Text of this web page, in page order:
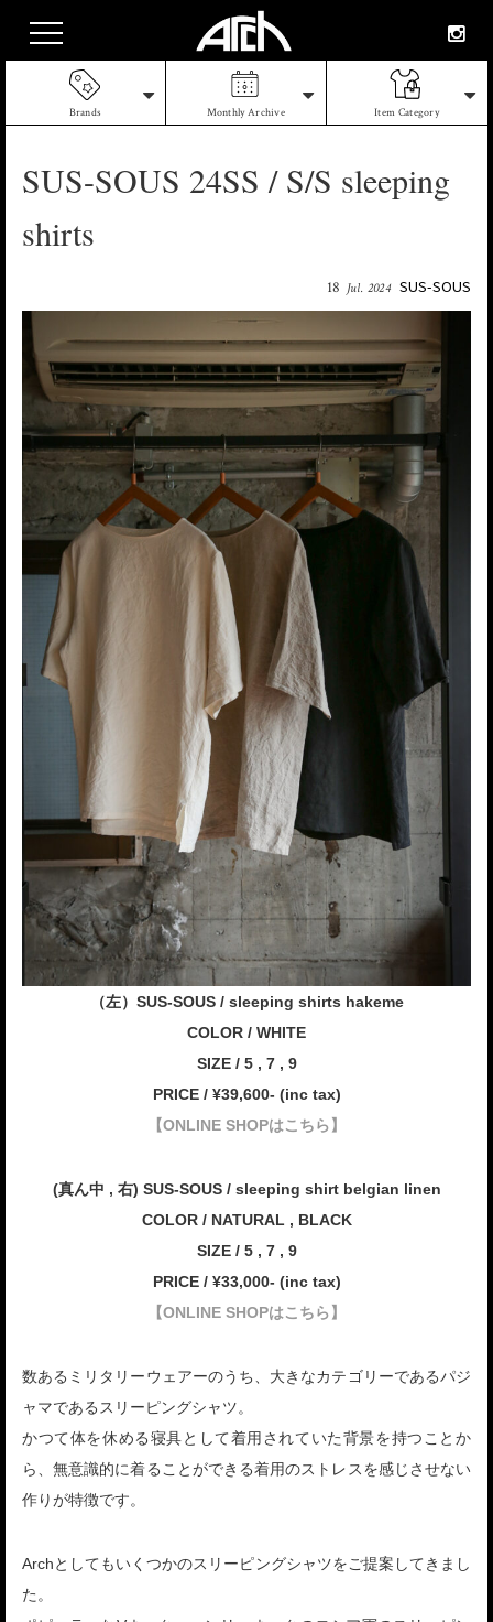
Brands Monthly Archive Item Category
SUS-SOUS 24SS / S/S sleeping
shirts
18 Jul. 2024 SUS-SOUS
（左）SUS-SOUS / sleeping shirts hakeme
COLOR / WHITE
SIZE / 5 , 7 , 9
PRICE / ¥39,600- (inc tax)
【ONLINE SHOPはこちら】
(真ん中 , 右) SUS-SOUS / sleeping shirt belgian linen
COLOR / NATURAL , BLACK
SIZE / 5 , 7 , 9
PRICE / ¥33,000- (inc tax)
【ONLINE SHOPはこちら】
数あるミリタリーウェアーのうち、大きなカテゴリーであるパジ
ャマであるスリーピングシャツ。
かつて体を休める寝具として着用されていた背景を持つことか
ら、無意識的に着ることができる着用のストレスを感じさせない
作りが特徴です。
Archとしてもいくつかのスリーピングシャツをご提案してきまし
た。